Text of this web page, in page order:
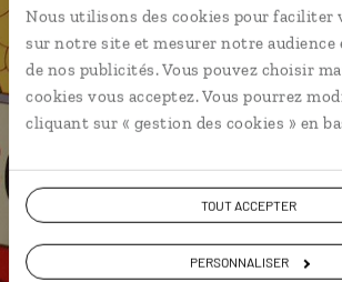
Nous utilisons des cookies pour faciliter
sur notre site et mesurer notre audience
de nos publicités. Vous pouvez choisir
cookies vous acceptez. Vous pourrez
cliquant sur « gestion des cookies » en
TOUT ACCEPTER
PERSONNALISER
Vous gardez le même
pendant et après votre voyage.
ou
Construisez votre voyage avec un
du Sud